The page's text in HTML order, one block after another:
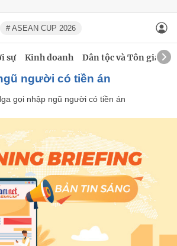
# ASEAN CUP 2026
sự Kinh doanh Dân tộc và Tôn giáo
người có tiền án
gọi nhập ngũ người có tiền án